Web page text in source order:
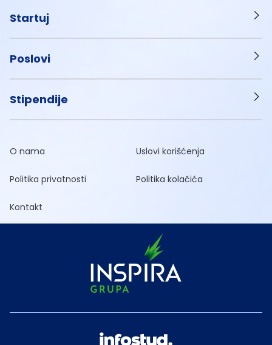
Startuj
Poslovi
Stipendije
O nama Uslovi korišćenja
Politika privatnosti Politika kolačića
Kontakt